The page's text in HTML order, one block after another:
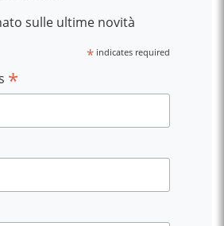
sulle ultime novità
*indicates required
*